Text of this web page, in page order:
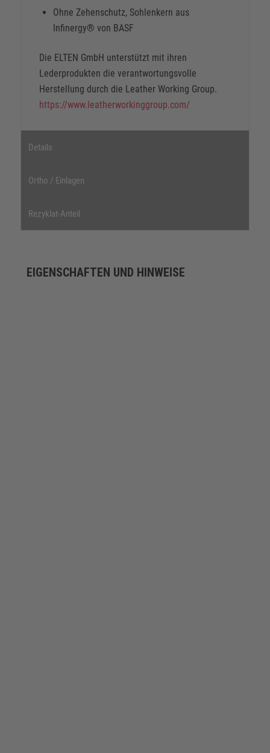
Ohne Zehenschutz, Sohlenkern aus
Infinergy® von BASF
Die ELTEN GmbH unterstützt mit ihren
Lederprodukten die verantwortungsvolle
Herstellung durch die Leather Working Group.
https://www.leatherworkinggroup.com/
Details
Ortho / Einlagen
Rezyklat-Anteil
EIGENSCHAFTEN UND HINWEISE